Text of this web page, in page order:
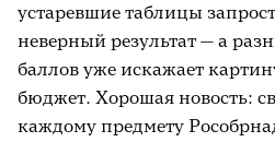
устаревшие таблицы
неверный результат — а
баллов уже искажает
бюджет. Хорошая новость:
каждому предмету